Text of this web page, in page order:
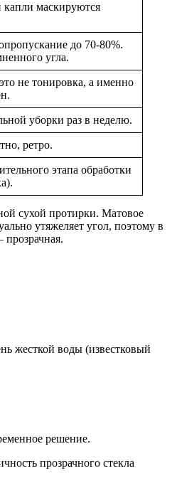
капли маскируются
до 70-80%.
угла.
не тонировка, а именно
уборки раз в неделю.
ретро.
этапа обработки
сухой протирки. Матовое
утяжеляет угол, поэтому в
жесткой воды (известковый
решение.
прозрачного стекла